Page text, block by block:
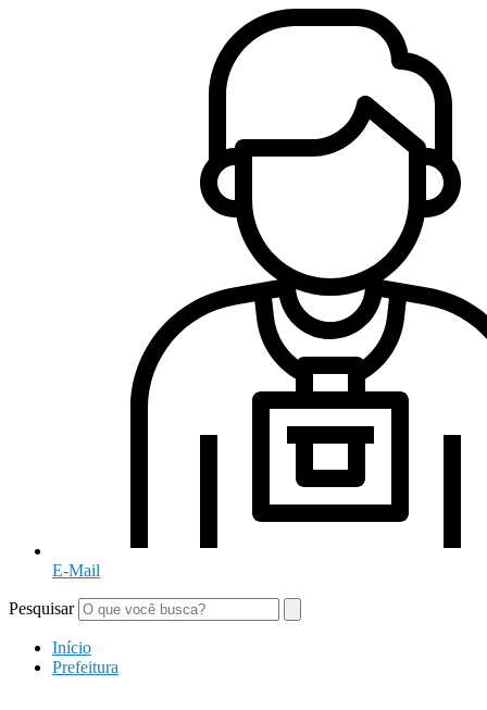
E-Mail
Pesquisar
Início
Prefeitura